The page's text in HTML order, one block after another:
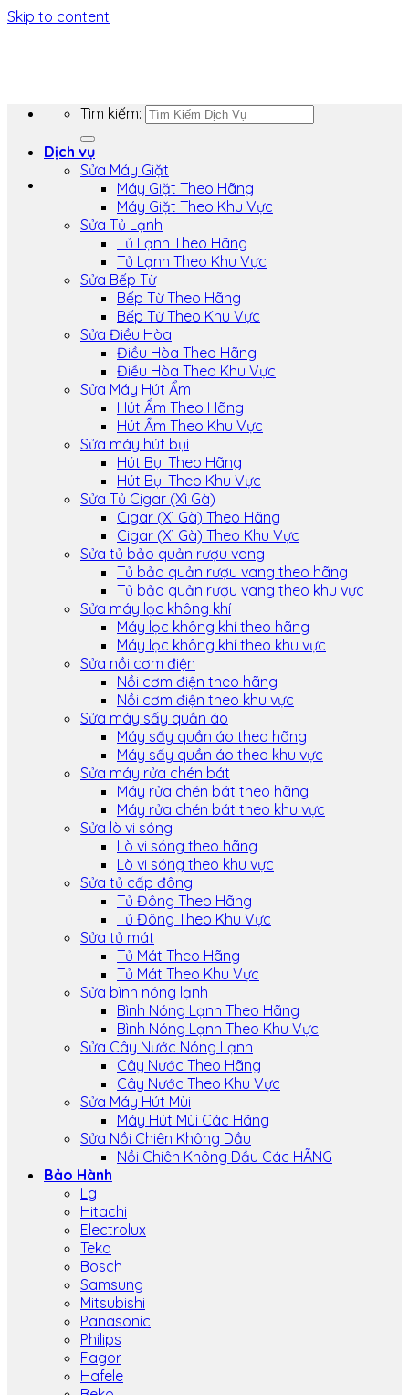
Skip to content
Tìm kiếm:
Dịch vụ
Sửa Máy Giặt
Máy Giặt Theo Hãng
Máy Giặt Theo Khu Vực
Sửa Tủ Lạnh
Tủ Lạnh Theo Hãng
Tủ Lạnh Theo Khu Vực
Sửa Bếp Từ
Bếp Từ Theo Hãng
Bếp Từ Theo Khu Vực
Sửa Điều Hòa
Điều Hòa Theo Hãng
Điều Hòa Theo Khu Vực
Sửa Máy Hút Ẩm
Hút Ẩm Theo Hãng
Hút Ẩm Theo Khu Vực
Sửa máy hút bụi
Hút Bụi Theo Hãng
Hút Bụi Theo Khu Vực
Sửa Tủ Cigar (Xì Gà)
Cigar (Xì Gà) Theo Hãng
Cigar (Xì Gà) Theo Khu Vực
Sửa tủ bảo quản rượu vang
Tủ bảo quản rượu vang theo hãng
Tủ bảo quản rượu vang theo khu vực
Sửa máy lọc không khí
Máy lọc không khí theo hãng
Máy lọc không khí theo khu vực
Sửa nồi cơm điện
Nồi cơm điện theo hãng
Nồi cơm điện theo khu vực
Sửa máy sấy quần áo
Máy sấy quần áo theo hãng
Máy sấy quần áo theo khu vực
Sửa máy rửa chén bát
Máy rửa chén bát theo hãng
Máy rửa chén bát theo khu vực
Sửa lò vi sóng
Lò vi sóng theo hãng
Lò vi sóng theo khu vực
Sửa tủ cấp đông
Tủ Đông Theo Hãng
Tủ Đông Theo Khu Vực
Sửa tủ mát
Tủ Mát Theo Hãng
Tủ Mát Theo Khu Vực
Sửa bình nóng lạnh
Bình Nóng Lạnh Theo Hãng
Bình Nóng Lạnh Theo Khu Vực
Sửa Cây Nước Nóng Lạnh
Cây Nước Theo Hãng
Cây Nước Theo Khu Vực
Sửa Máy Hút Mùi
Máy Hút Mùi Các Hãng
Sửa Nồi Chiên Không Dầu
Nồi Chiên Không Dầu Các HÃNG
Bảo Hành
Lg
Hitachi
Electrolux
Teka
Bosch
Samsung
Mitsubishi
Panasonic
Philips
Fagor
Hafele